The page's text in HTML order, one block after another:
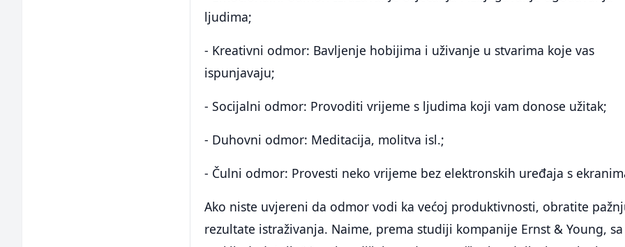
ljudima;
- Kreativni odmor: Bavljenje hobijima i uživanje u stvarima koje vas
ispunjavaju;
- Socijalni odmor: Provoditi vrijeme s ljudima koji vam donose užitak;
- Duhovni odmor: Meditacija, molitva isl.;
- Čulni odmor: Provesti neko vrijeme bez elektronskih uređaja s
Ako niste uvjereni da odmor vodi ka većoj produktivnosti, obratite
rezultate istraživanja. Naime, prema studiji kompanije Ernst & Young, sa